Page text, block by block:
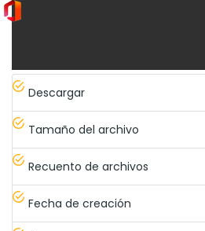
Descargar
Tamaño del archivo
Recuento de archivos
Fecha de creación